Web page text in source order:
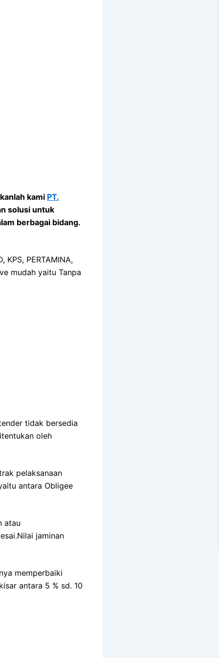
kami PT.
solusi untuk
berbagai bidang.
PERTAMINA,
mudah yaitu Tanpa
tidak bersedia
oleh
pelaksanaan
antara Obligee
atau
jaminan
memperbaiki
antara 5 % sd. 10